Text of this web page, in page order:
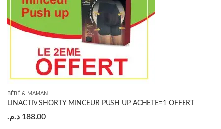
BÉBÉ & MAMAN
LINACTIV SHORTY MINCEUR PUSH UP ACHETE=1 OFFERT
188.00 د.م.